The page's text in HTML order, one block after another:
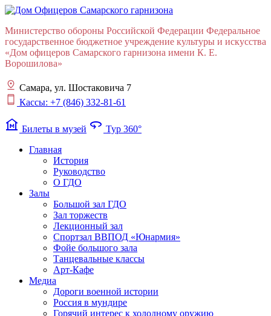
Министерство обороны Российской Федерации Федеральное
государственное бюджетное учреждение культуры и искусства
«Дом офицеров Cамарского гарнизона имени К. Е.
Ворошилова»
Самара, ул. Шостаковича 7
Кассы: +7 (846) 332-81-61
museum Билеты в музей 360 Тур 360°
Главная
История
Руководство
О ГДО
Залы
Большой зал ГДО
Зал торжеств
Лекционный зал
Cпортзал ВВПОД «Юнармия»
Фойе большого зала
Танцевальные классы
Арт-Кафе
Медиа
Дороги военной истории
Россия в мундире
Горячий интерес к холодному оружию